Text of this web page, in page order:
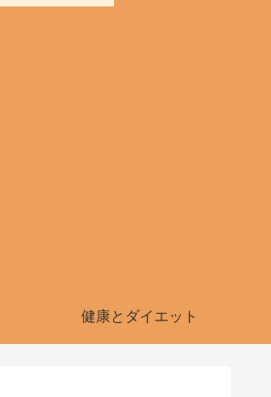
健康とダイエット